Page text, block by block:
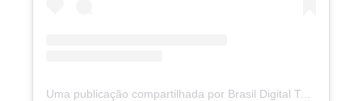
Uma publicação compartilhada por Brasil Digital Telecom (@brasildigitaltelecom)